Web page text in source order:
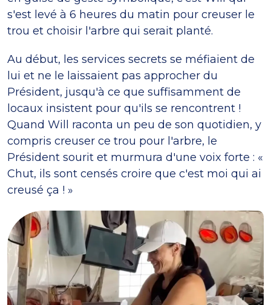
s'est levé à 6 heures du matin pour creuser le
trou et choisir l'arbre qui serait planté.
Au début, les services secrets se méfiaient de
lui et ne le laissaient pas approcher du
Président, jusqu'à ce que suffisamment de
locaux insistent pour qu'ils se rencontrent !
Quand Will raconta un peu de son quotidien, y
compris creuser ce trou pour l'arbre, le
Président sourit et murmura d'une voix forte : «
Chut, ils sont censés croire que c'est moi qui ai
creusé ça ! »